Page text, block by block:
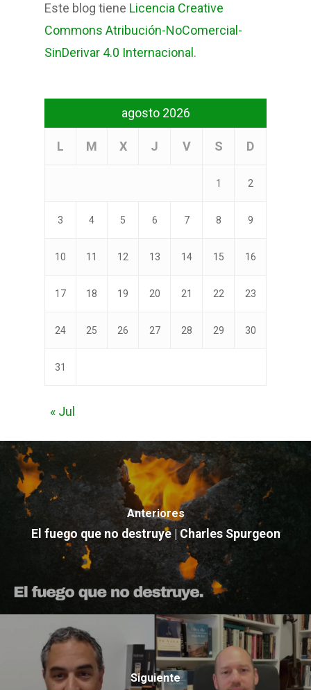
Este blog tiene Licencia Creative
Commons Atribución-NoComercial-
SinDerivar 4.0 Internacional .
agosto 2026
L M X J V S D
1 2
3 4 5 6 7 8 9
10 11 12 13 14 15 16
17 18 19 20 21 22 23
24 25 26 27 28 29 30
31
« Jul
Anteriores
El fuego que no destruye | Charles Spurgeon
Siguiente